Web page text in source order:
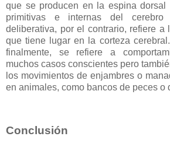
que se producen en la espina
primitivas e internas del cerebro
deliberativa, por el contrario, refiere a
que tiene lugar en la corteza
finalmente, se refiere a
muchos casos conscientes pero
los movimientos de enjambres o
en animales, como bancos de peces o
Conclusión